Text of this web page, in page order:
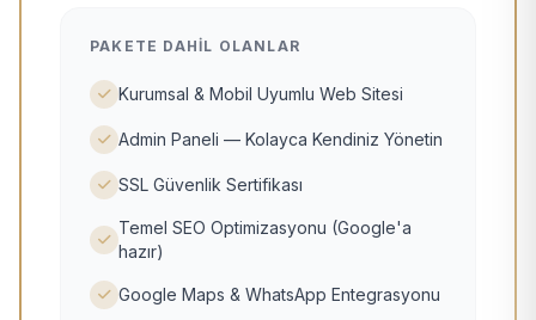
PAKETE DAHIL OLANLAR
Kurumsal & Mobil Uyumlu Web Sitesi
Admin Paneli — Kolayca Kendiniz Yönetin
SSL Güvenlik Sertifikası
Temel SEO Optimizasyonu (Google'a
hazır)
Google Maps & WhatsApp Entegrasyonu